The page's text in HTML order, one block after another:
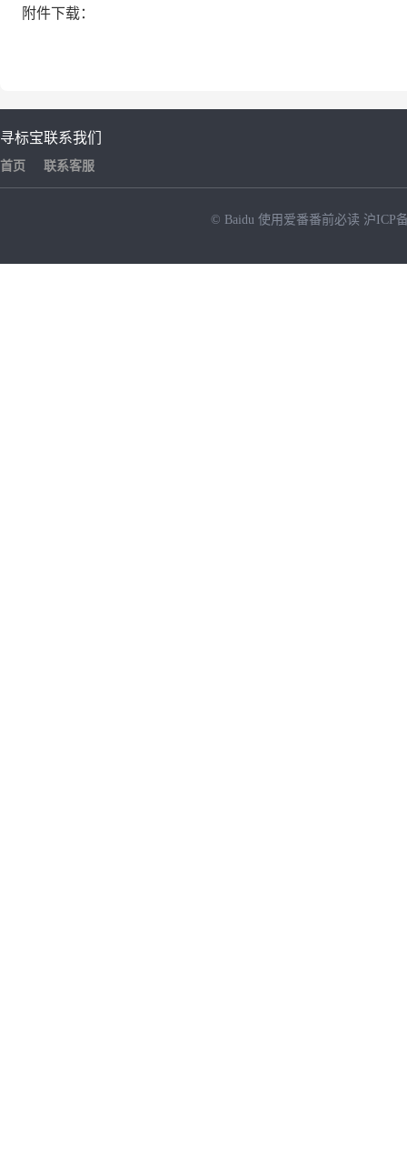
附件下载：
寻标宝
首页
联系我们
联系客服
© Baidu 使用爱番番前必读 沪ICP